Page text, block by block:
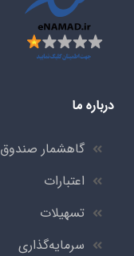
درباره ما
گاهشمار صندوق
اعتبارات
تسهیلات
سرمایه‌گذاری